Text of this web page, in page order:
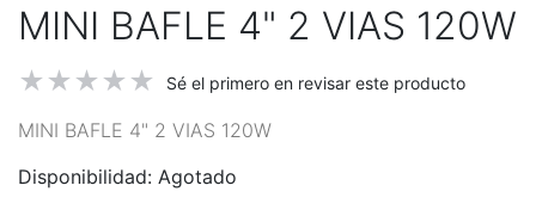
MINI BAFLE 4" 2 VIAS 120W
Sé el primero en revisar este producto
MINI BAFLE 4" 2 VIAS 120W
Disponibilidad: Agotado